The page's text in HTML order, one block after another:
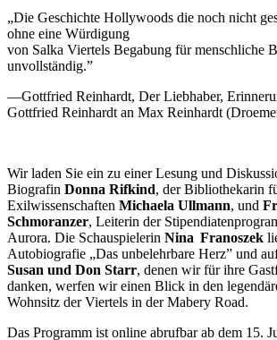
„Die Geschichte Hollywoods die noch nicht
ohne eine Würdigung
von Salka Viertels Begabung für menschliche
unvollständig.”
—Gottfried Reinhardt, Der Liebhaber,
Gottfried Reinhardt an Max Reinhardt
Wir laden Sie ein zu einer Lesung und
Biografin Donna Rifkind, der Bibliothekarin
Exilwissenschaften Michaela Ullmann, und
Schmoranzer, Leiterin der
Aurora. Die Schauspielerin Nina Franoszek
Autobiografie „Das unbelehrbare Herz” und
Susan und Don Starr, denen wir für ihre
danken, werfen wir einen Blick in den
Wohnsitz der Viertels in der Mabery Road.
Das Programm ist online abrufbar ab dem 15.